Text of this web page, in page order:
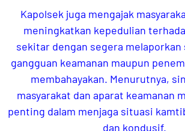
Kapolsek juga mengajak
meningkatkan kepedulian
sekitar dengan segera
gangguan keamanan maupun
membahayakan. Menurutnya,
masyarakat dan aparat keamanan
penting dalam menjaga situasi
dan kondusif.